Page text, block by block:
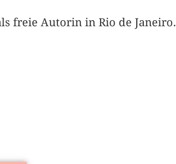
freie Autorin in Rio de Janeiro.